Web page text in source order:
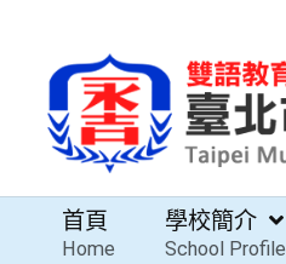
容
首頁
Home
學校簡介
School Profile